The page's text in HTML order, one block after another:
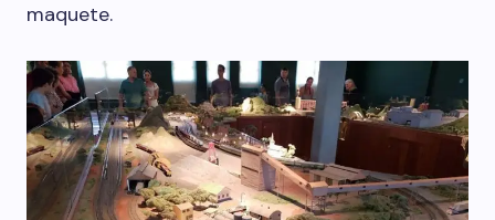
maquete.